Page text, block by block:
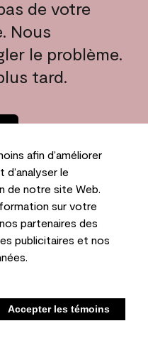
afin d’améliorer
d’analyser le
de notre site Web.
sur votre
partenaires des
publicitaires et nos
Accepter les témoins
de votre
Nous
le problème.
tard.